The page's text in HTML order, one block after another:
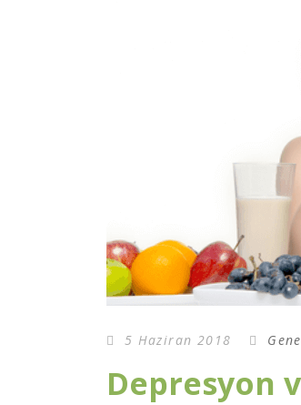
5 Haziran 2018
Depresyon